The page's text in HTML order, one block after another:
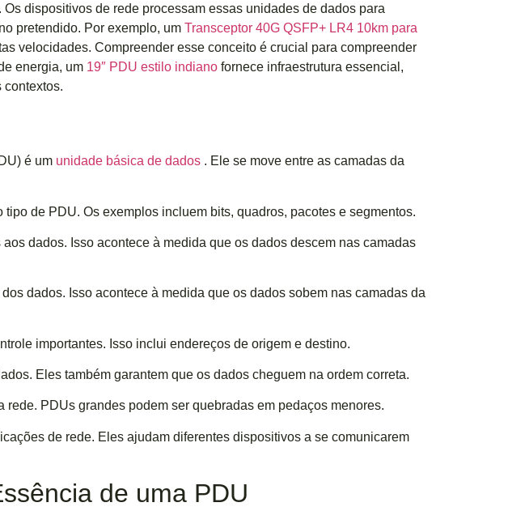
dispositivos de rede processam essas unidades de dados para
pretendido. Por exemplo, um Transceptor 40G QSFP+ LR4 10km para
velocidades. Compreender esse conceito é crucial para compreender
energia, um 19″ PDU estilo indiano fornece infraestrutura essencial,
contextos.
é um unidade básica de dados . Ele se move entre as camadas da
de PDU. Os exemplos incluem bits, quadros, pacotes e segmentos.
dados. Isso acontece à medida que os dados descem nas camadas
dados. Isso acontece à medida que os dados sobem nas camadas da
importantes. Isso inclui endereços de origem e destino.
Eles também garantem que os dados cheguem na ordem correta.
PDUs grandes podem ser quebradas em pedaços menores.
de rede. Eles ajudam diferentes dispositivos a se comunicarem
de uma PDU